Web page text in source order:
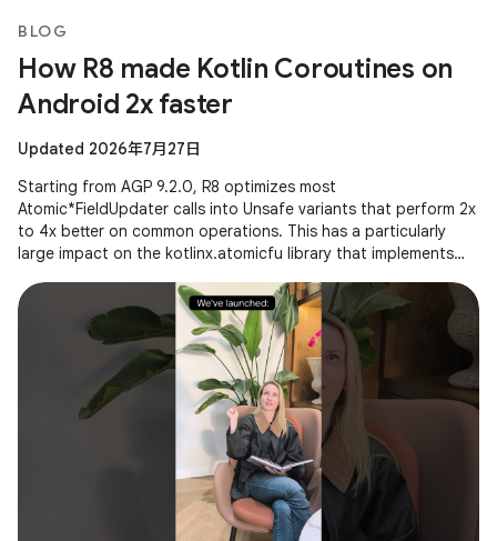
BLOG
How R8 made Kotlin Coroutines on
Android 2x faster
Updated 2026年7月27日
Starting from AGP 9.2.0, R8 optimizes most
Atomic*FieldUpdater calls into Unsafe variants that perform 2x
to 4x better on common operations. This has a particularly
large impact on the kotlinx.atomicfu library that implements